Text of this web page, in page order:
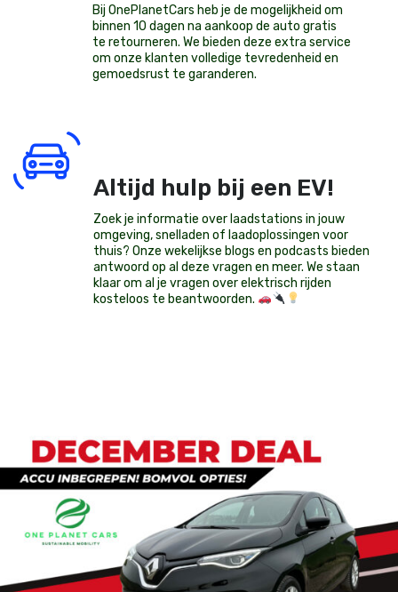
Bij OnePlanetCars heb je de mogelijkheid om
binnen 10 dagen na aankoop de auto gratis
te retourneren. We bieden deze extra service
om onze klanten volledige tevredenheid en
gemoedsrust te garanderen.
Altijd hulp bij een EV!
Zoek je informatie over laadstations in jouw
omgeving, snelladen of laadoplossingen voor
thuis? Onze wekelijkse blogs en podcasts bieden
antwoord op al deze vragen en meer. We staan
klaar om al je vragen over elektrisch rijden
kosteloos te beantwoorden.